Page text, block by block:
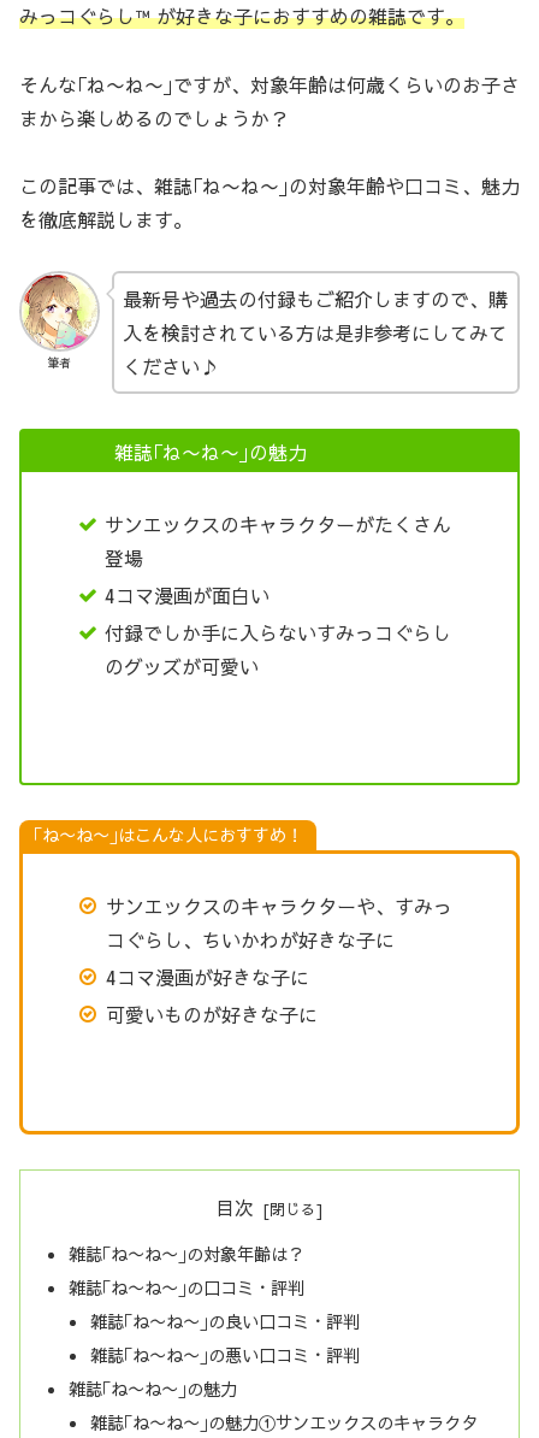
みっコぐらし™ が好きな子におすすめの雑誌です。
そんな｢ね〜ね〜｣ですが、対象年齢は何歳くらいのお子さ
まから楽しめるのでしょうか？
この記事では、雑誌｢ね〜ね〜｣の対象年齢や口コミ、魅力
を徹底解説します。
筆者
最新号や過去の付録もご紹介しますので、購
入を検討されている方は是非参考にしてみて
ください♪
雑誌｢ね〜ね〜｣の魅力
サンエックスのキャラクターがたくさん
登場
4コマ漫画が面白い
付録でしか手に入らないすみっコぐらし
のグッズが可愛い
｢ね〜ね〜｣はこんな人におすすめ！
サンエックスのキャラクターや、すみっ
コぐらし、ちいかわが好きな子に
4コマ漫画が好きな子に
可愛いものが好きな子に
目次
雑誌｢ね〜ね〜｣の対象年齢は？
雑誌｢ね〜ね〜｣の口コミ・評判
雑誌｢ね〜ね〜｣の良い口コミ・評判
雑誌｢ね〜ね〜｣の悪い口コミ・評判
雑誌｢ね〜ね〜｣の魅力
雑誌｢ね〜ね〜｣の魅力①サンエックスのキャラクタ